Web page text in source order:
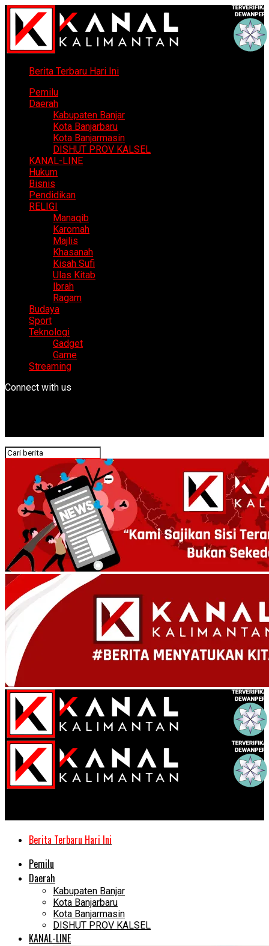
Berita Terbaru Hari Ini
Pemilu
Daerah
Kabupaten Banjar
Kota Banjarbaru
Kota Banjarmasin
DISHUT PROV KALSEL
KANAL-LINE
Hukum
Bisnis
Pendidikan
RELIGI
Manaqib
Karomah
Majlis
Khasanah
Kisah Sufi
Ulas Kitab
Ibrah
Ragam
Budaya
Sport
Teknologi
Gadget
Game
Streaming
Connect with us
Berita Terbaru Hari Ini
Pemilu
Daerah
Kabupaten Banjar
Kota Banjarbaru
Kota Banjarmasin
DISHUT PROV KALSEL
KANAL-LINE